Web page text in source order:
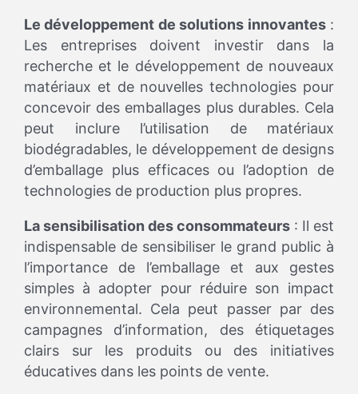
Le développement de solutions innovantes:
Les entreprises doivent investir dans la
recherche et le développement de nouveaux
matériaux et de nouvelles technologies pour
concevoir des emballages plus durables. Cela
peut inclure l’utilisation de matériaux
biodégradables, le développement de designs
d’emballage plus efficaces ou l’adoption de
technologies de production plus propres.
La sensibilisation des consommateurs : Il est
indispensable de sensibiliser le grand public à
l’importance de l’emballage et aux gestes
simples à adopter pour réduire son impact
environnemental. Cela peut passer par des
campagnes d’information, des étiquetages
clairs sur les produits ou des initiatives
éducatives dans les points de vente.